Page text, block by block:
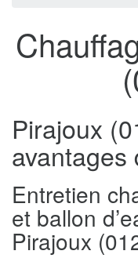
Pirajoux
avantages
Entretien
et ballon
Pirajoux